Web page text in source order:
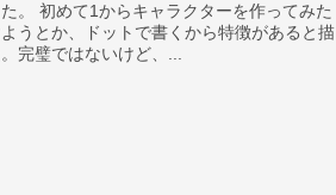
。 初めて1からキャラクターを作ってみた
うとか、ドットで書くから特徴があると描
完璧ではないけど、...